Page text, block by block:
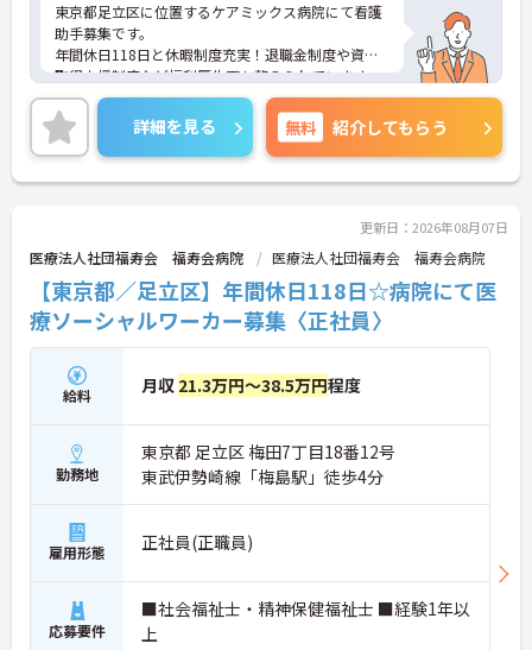
東京都足立区に位置するケアミックス病院にて看護
助手募集です。
年間休日118日と休暇制度充実！退職金制度や資格
取得支援制度など福利厚生面も整えられています。
ご興味のある方には、面接対策ポイントなど、さら
に詳細をお話いたしますので、お気軽にご相談くだ
さい。
詳細を見る 無料 紹介してもらう
更新日：2026年08月07日
医療法人社団福寿会 福寿会病院 医療法人社団福寿会 福寿会病院
【東京都／足立区】年間休日118日☆病院にて医
療ソーシャルワーカー募集〈正社員〉
給料 月収 21.3万円～38.5万円程度
勤務地
東京都 足立区 梅田7丁目18番12号
東武伊勢崎線「梅島駅」徒歩4分
雇用形態 正社員(正職員)
応募要件
■社会福祉士・精神保健福祉士 ■経験1年以
上